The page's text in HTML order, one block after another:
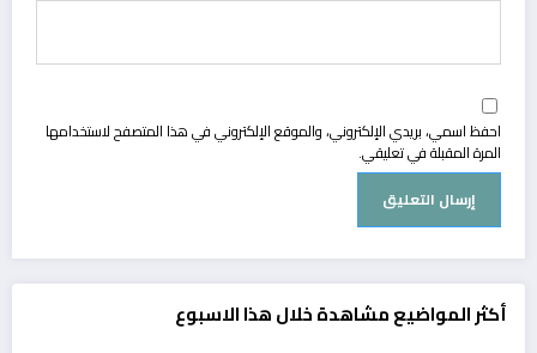
احفظ اسمي، بريدي الإلكتروني، والموقع الإلكتروني في هذا المتصفح لاستخدامها
المرة المقبلة في تعليقي.
أكثر المواضيع مشاهدة خلال هذا الاسبوع